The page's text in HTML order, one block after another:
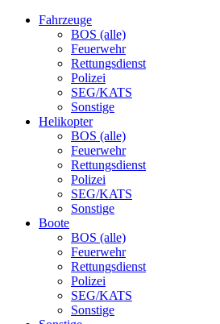
Fahrzeuge
BOS (alle)
Feuerwehr
Rettungsdienst
Polizei
SEG/KATS
Sonstige
Helikopter
BOS (alle)
Feuerwehr
Rettungsdienst
Polizei
SEG/KATS
Sonstige
Boote
BOS (alle)
Feuerwehr
Rettungsdienst
Polizei
SEG/KATS
Sonstige